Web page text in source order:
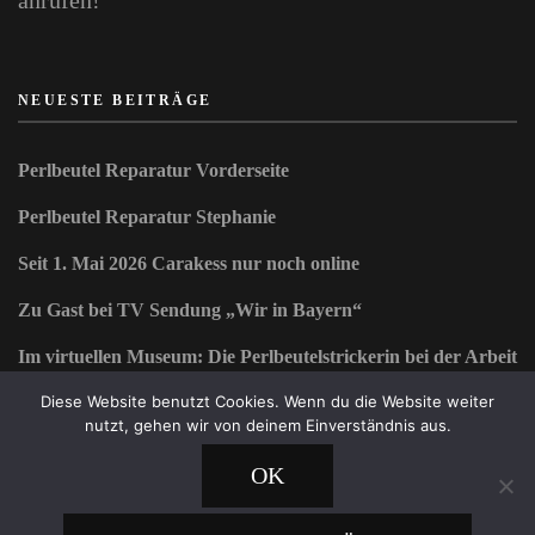
NEUESTE BEITRÄGE
Perlbeutel Reparatur Vorderseite
Perlbeutel Reparatur Stephanie
Seit 1. Mai 2026 Carakess nur noch online
Zu Gast bei TV Sendung „Wir in Bayern“
Im virtuellen Museum: Die Perlbeutelstrickerin bei der Arbeit
Diese Website benutzt Cookies. Wenn du die Website weiter
nutzt, gehen wir von deinem Einverständnis aus.
OK